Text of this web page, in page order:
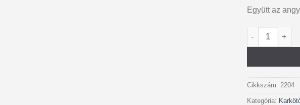
Együtt az
Angyalos
Alternative:
Cikkszám: 2204
Kategória: